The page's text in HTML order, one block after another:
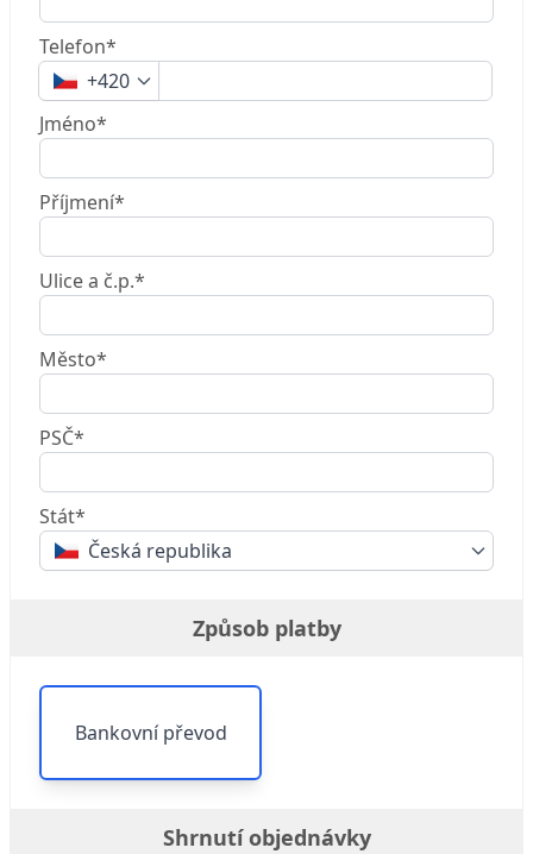
Telefon*
+420
Jméno*
Příjmení*
Ulice a č.p.*
Město*
PSČ*
Stát*
Česká republika
Způsob platby
Bankovní převod
Shrnutí objednávky